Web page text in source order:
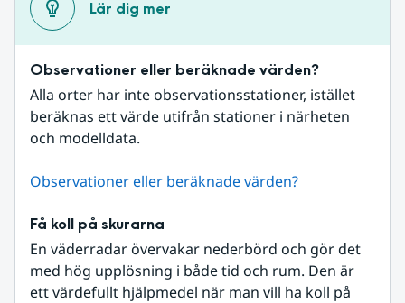
Lär dig mer
Observationer eller beräknade värden?
Alla orter har inte observationsstationer, istället
beräknas ett värde utifrån stationer i närheten
och modelldata.
Observationer eller beräknade värden?
Få koll på skurarna
En väderradar övervakar nederbörd och gör det
med hög upplösning i både tid och rum. Den är
ett värdefullt hjälpmedel när man vill ha koll på